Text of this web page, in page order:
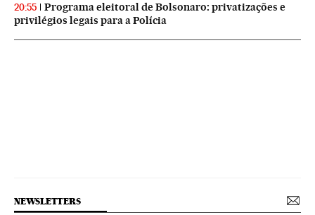
20:55
Programa eleitoral de Bolsonaro: privatizações e
privilégios legais para a Polícia
NEWSLETTERS